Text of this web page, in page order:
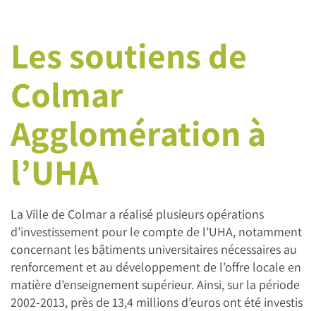
Les soutiens de
Colmar
Agglomération à
l’UHA
La Ville de Colmar a réalisé plusieurs opérations
d’investissement pour le compte de l’UHA, notamment
concernant les bâtiments universitaires nécessaires au
renforcement et au développement de l’offre locale en
matière d’enseignement supérieur. Ainsi, sur la période
2002-2013, près de 13,4 millions d’euros ont été investis